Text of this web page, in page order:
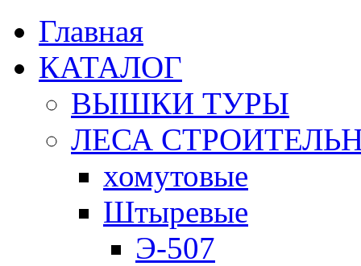
Главная
КАТАЛОГ
ВЫШКИ ТУРЫ
ЛЕСА
хомутовые
Штыревые
Э-507